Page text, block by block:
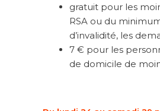
gratuit pour les
RSA ou du
d’invalidité, les
7 € pour les
de domicile de